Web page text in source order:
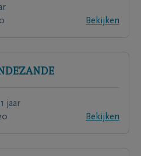
Bekijken
jaar
Bekijken